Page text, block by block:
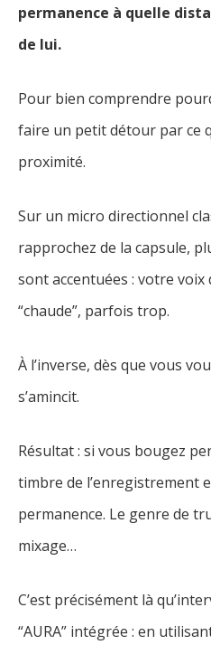
permanence à quelle
de lui.
Pour bien comprendre
faire un petit détour par ce
proximité.
Sur un micro directionnel
rapprochez de la capsule,
sont accentuées : votre
“chaude”, parfois trop.
À l’inverse, dès que vous
s’amincit.
Résultat : si vous bougez
timbre de l’enregistrement
permanence. Le genre de
mixage…
C’est précisément là
“AURA” intégrée : en